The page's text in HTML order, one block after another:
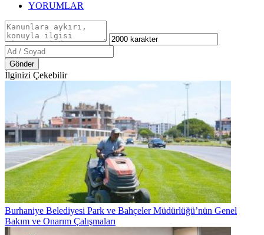
YORUMLAR
Gönder
İlginizi Çekebilir
Burhaniye Belediyesi Park ve Bahçeler Müdürlüğü’nün Genel
Bakım ve Onarım Çalışmaları